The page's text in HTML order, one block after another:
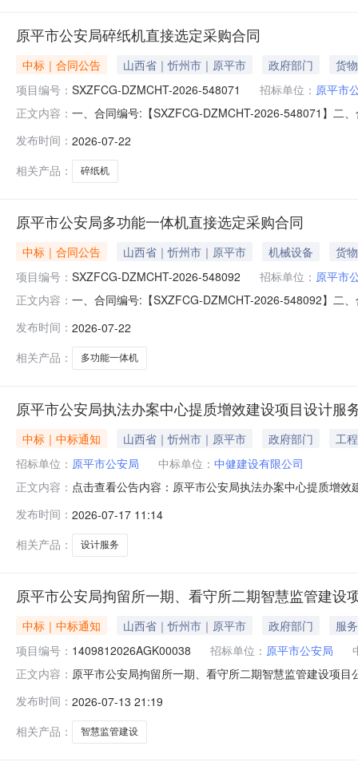
原平市公安局碎纸机直接选定采购合同
中标｜合同公告 山西省｜忻州市｜原平市 政府部门
货物
项目编号： SXZFCG-DZMCHT-2026-548071 招标单位： 原平市
正文内容： 一、合同编号:【SXZFCG-DZMCHT-2026-548071】二
人：李建红六、合同主要信息1、主要标的信息：主要标
发布时间： 2026-07-22
相关产品：
碎纸机
原平市公安局多功能一体机直接选定采购合同
中标｜合同公告 山西省｜忻州市｜原平市 机械设备
货物
项目编号： SXZFCG-DZMCHT-2026-548092 招标单位： 原平市
正文内容： 一、合同编号:【SXZFCG-DZMCHT-2026-548092】二
进西街联系人：李建红六、合同主要信息1、主要标的信
大打
发布时间： 2026-07-22
相关产品：
多功能一体机
原平市公安局执法办案中心提质增效建设项目设计服
中标｜中标通知 山西省｜忻州市｜原平市 政府部门
工程
招标单位： 原平市公安局 中标单位： 中健建设有限公司
正文内容： 点击查看公告内容：原平市公安局执法办案中心提质增
发布时间： 2026-07-17 11:14
相关产品：
设计服务
原平市公安局拘留所一期、看守所二期智慧监管建设
中标｜中标通知 山西省｜忻州市｜原平市 政府部门
服务
项目编号： 1409812026AGK00038 招标单位： 原平市公安局
正文内容： 原平市公安局拘留所一期、看守所二期智慧监管建设项
2368975（元）83.812.废标结果:序号标项名称废标理由
看守所二期智慧
发布时间： 2026-07-13 21:19
相关产品：
智慧监管建设